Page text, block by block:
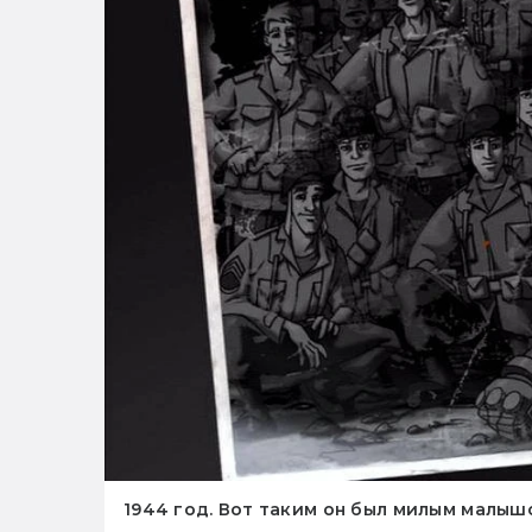
1944 год. Вот таким он был милым